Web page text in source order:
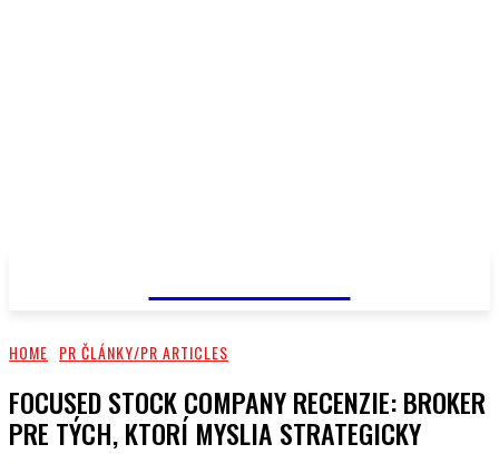
HOME PR ČLÁNKY/PR ARTICLES
FOCUSED STOCK COMPANY RECENZIE: BROKER
PRE TÝCH, KTORÍ MYSLIA STRATEGICKY